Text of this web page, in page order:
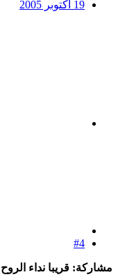
19 أكتوبر 2005
#4
مشاركة: قريبا نداء